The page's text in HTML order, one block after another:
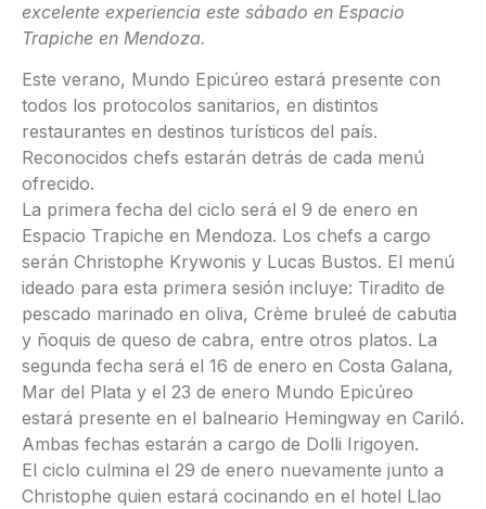
excelente experiencia este sábado en Espacio
Trapiche en Mendoza.
Este verano, Mundo Epicúreo estará presente con
todos los protocolos sanitarios, en distintos
restaurantes en destinos turísticos del país.
Reconocidos chefs estarán detrás de cada menú
ofrecido.
La primera fecha del ciclo será el 9 de enero en
Espacio Trapiche en Mendoza. Los chefs a cargo
serán Christophe Krywonis y Lucas Bustos. El menú
ideado para esta primera sesión incluye: Tiradito de
pescado marinado en oliva, Crème bruleé de cabutia
y ñoquis de queso de cabra, entre otros platos. La
segunda fecha será el 16 de enero en Costa Galana,
Mar del Plata y el 23 de enero Mundo Epicúreo
estará presente en el balneario Hemingway en Cariló.
Ambas fechas estarán a cargo de Dolli Irigoyen.
El ciclo culmina el 29 de enero nuevamente junto a
Christophe quien estará cocinando en el hotel Llao